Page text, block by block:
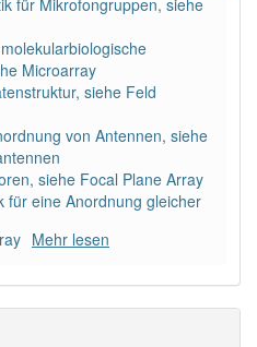
: 1
aber mit einem anderen
im Bereich
EDV
für Mikrofongruppen, siehe
Microarray
siehe Feld
von Antennen, siehe
siehe Focal Plane Array
für eine Anordnung gleicher
Mehr lesen